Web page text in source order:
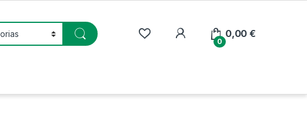
My Account
0
0,00€